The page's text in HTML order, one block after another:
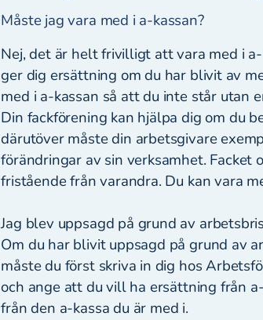
Måste jag vara med i a-kassan?
Nej, det är helt frivilligt att vara med i
ger dig ersättning om du har blivit av
med i a-kassan så att du inte står utan
Din fackförening kan hjälpa dig om du
därutöver måste din arbetsgivare
förändringar av sin verksamhet. Facket
fristående från varandra. Du kan vara
Jag blev uppsagd på grund av
Om du har blivit uppsagd på grund av
måste du först skriva in dig hos
och ange att du vill ha ersättning från
från den a-kassa du är med i.